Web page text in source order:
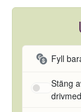
Fyll
Stäng